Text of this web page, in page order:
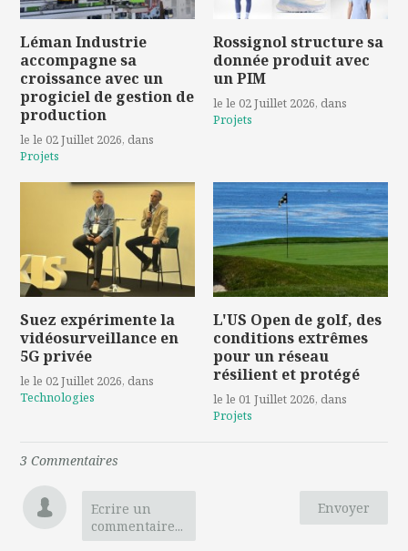
Léman Industrie
accompagne sa
croissance avec un
progiciel de gestion de
production
le le 02 Juillet 2026, dans
Projets
Rossignol structure sa
donnée produit avec
un PIM
le le 02 Juillet 2026, dans
Projets
Suez expérimente la
vidéosurveillance en
5G privée
le le 02 Juillet 2026, dans
Technologies
L'US Open de golf, des
conditions extrêmes
pour un réseau
résilient et protégé
le le 01 Juillet 2026, dans
Projets
3 Commentaires
Envoyer
Ecrire un
commentaire...